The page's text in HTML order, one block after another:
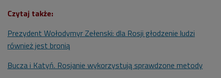
Czytaj także:
Prezydent Wołodymyr Zełenski: dla Rosji głodzenie ludzi
również jest bronią
Bucza i Katyń. Rosjanie wykorzystują sprawdzone metody